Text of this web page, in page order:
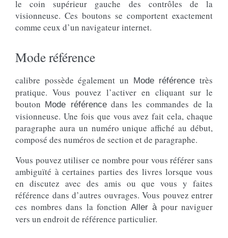
le coin supérieur gauche des contrôles de la
visionneuse. Ces boutons se comportent exactement
comme ceux d’un navigateur internet.
Mode référence
calibre possède également un Mode référence très
pratique. Vous pouvez l’activer en cliquant sur le
bouton Mode référencedans les commandes de la
visionneuse. Une fois que vous avez fait cela, chaque
paragraphe aura un numéro unique affiché au début,
composé des numéros de section et de paragraphe.
Vous pouvez utiliser ce nombre pour vous référer sans
ambiguïté à certaines parties des livres lorsque vous
en discutez avec des amis ou que vous y faites
référence dans d’autres ouvrages. Vous pouvez entrer
ces nombres dans la fonction Aller àpour naviguer
vers un endroit de référence particulier.